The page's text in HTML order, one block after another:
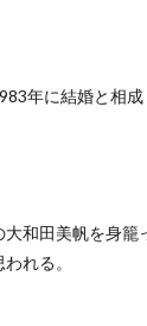
年に結婚と相
和田美帆を身籠
れる。